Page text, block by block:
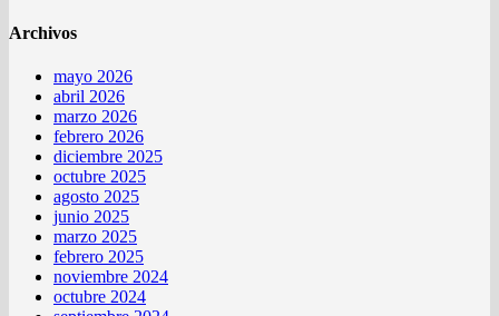
Archivos
mayo 2026
abril 2026
marzo 2026
febrero 2026
diciembre 2025
octubre 2025
agosto 2025
junio 2025
marzo 2025
febrero 2025
noviembre 2024
octubre 2024